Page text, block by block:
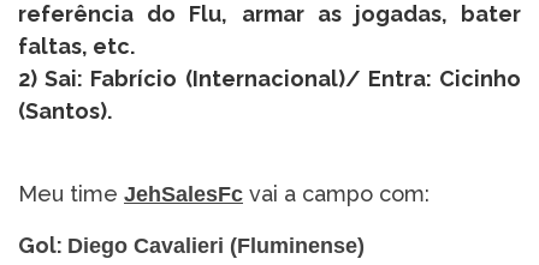
referência do Flu, armar as jogadas, bater
faltas, etc.
2) Sai: Fabrício (Internacional)/ Entra: Cicinho
(Santos).
Meu time JehSalesFc vai a campo com:
Gol: Diego Cavalieri (Fluminense)